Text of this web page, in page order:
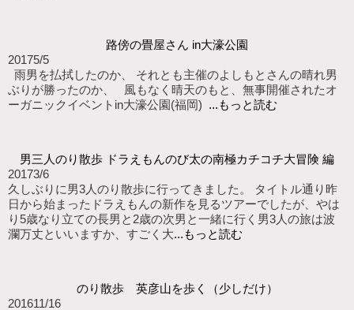
路傍の畳屋さん in大濠公園
20175/5
雨男を払拭したのか、 それとも主催のよしもとさんの晴れ男
ぶりが勝ったのか、 風もなく晴天のもと、無事開催されたオ
ーガニックイベントin大濠公園(福岡) ...もっと読む
男三人のり散歩 ドラえもんのび太の南極カチコチ大冒険 編
20173/6
久しぶりに男3人のり散歩に行ってきました。 タイトル通り昨
日から始まったドラえもんの新作を見るツアーでしたが、やは
り5歳なり立ての長男と2歳の次男と一緒に行く男3人の旅は波
瀾万丈といいますか、すごく大...もっと読む
のり散歩 英彦山を歩く（少しだけ）
201611/16